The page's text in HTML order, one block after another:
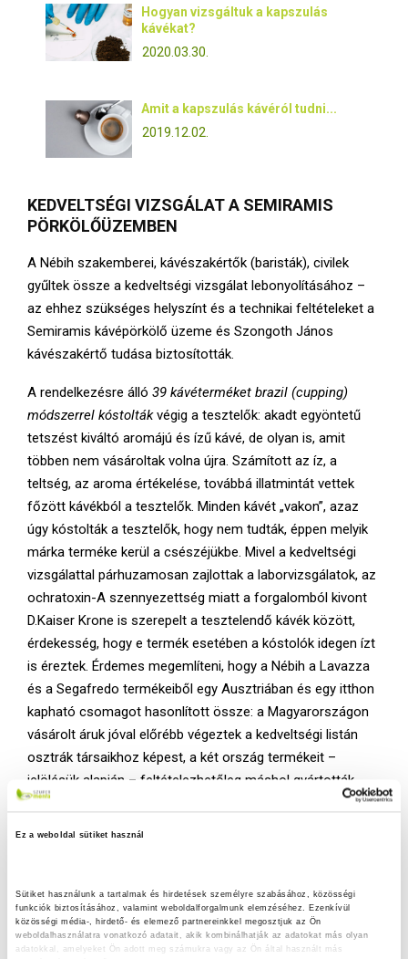
Ez a weboldal sütiket használ
Sütiket használunk a tartalmak és hirdetések személyre szabásához, közösségi
funkciók biztosításához, valamint weboldalforgalmunk elemzéséhez. Ezenkívül
közösségi média-, hirdető- és elemező partnereinkkel megosztjuk az Ön
weboldalhasználatra vonatkozó adatait, akik kombinálhatják az adatokat más olyan
adatokkal, amelyeket Ön adott meg számukra vagy az Ön által használt más
Hogyan vizsgáltuk a kapszulás
kávékat?
2020.03.30.
Amit a kapszulás kávéról tudni...
2019.12.02.
KEDVELTSÉGI VIZSGÁLAT A SEMIRAMIS
PÖRKÖLŐÜZEMBEN
A Nébih szakemberei, kávészakértők (baristák), civilek
gyűltek össze a kedveltségi vizsgálat lebonyolításához –
az ehhez szükséges helyszínt és a technikai feltételeket a
Semiramis kávépörkölő üzeme és Szongoth János
kávészakértő tudása biztosították.
A rendelkezésre álló 39 kávéterméket brazil (cupping)
módszerrel kóstoltákvégig a tesztelők: akadt egyöntetű
tetszést kiváltó aromájú és ízű kávé, de olyan is, amit
többen nem vásároltak volna újra. Számított az íz, a
teltség, az aroma értékelése, továbbá illatmintát vettek
főzött kávékból a tesztelők. Minden kávét „vakon”, azaz
úgy kóstolták a tesztelők, hogy nem tudták, éppen melyik
márka terméke kerül a csészéjükbe. Mivel a kedveltségi
vizsgálattal párhuzamosan zajlottak a laborvizsgálatok, az
ochratoxin-A szennyezettség miatt a forgalomból kivont
D.Kaiser Krone is szerepelt a tesztelendő kávék között,
érdekesség, hogy e termék esetében a kóstolók idegen ízt
is éreztek. Érdemes megemlíteni, hogy a Nébih a Lavazza
és a Segafredo termékeiből egy Ausztriában és egy itthon
kapható csomagot hasonlított össze: a Magyarországon
vásárolt áruk jóval előrébb végeztek a kedveltségi listán
osztrák társaikhoz képest, a két ország termékeit –
jelölésük alapján – feltételezhetőleg máshol gyártották.
BIZTONSÁG
ezért az Unióban szigorú előírás vonatkozik a
határértékére. Az Európai Élelmiszer-biztonsági Hatóság
(EFSA) az élelmiszerben lévő ochratoxin-A tekintetében